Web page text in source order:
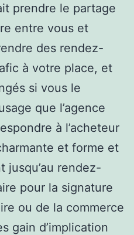
prendre le partage
entre vous et
des rendez-
à votre place, et
si vous le
que l’agence
à l’acheteur
et forme et
jusqu’au rendez-
pour la signature
ou de la commerce
gain d’implication